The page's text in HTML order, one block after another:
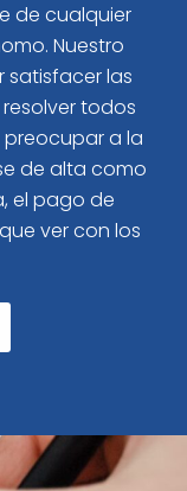
de cualquier
Nuestro
las
todos
a la
de alta como
el pago de
ver con los